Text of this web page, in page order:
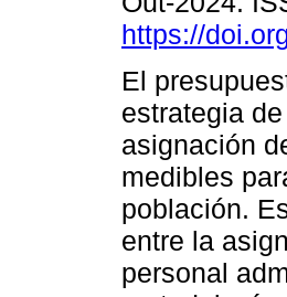
https://
El
estrategia
asignación
medibles
población.
entre la
personal